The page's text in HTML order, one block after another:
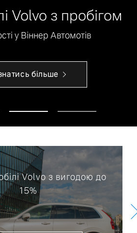
Volvo з пробігом
у Віннер Автомотів
більше
Volvo з вигодою до
15%